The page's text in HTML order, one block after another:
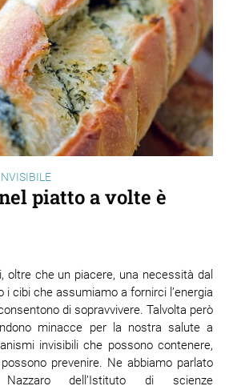
piatto a volte è
oltre che un piacere, una necessità dal
i cibi che assumiamo a fornirci l’energia
di sopravvivere. Talvolta però
minacce per la nostra salute a
invisibili che possono contenere,
prevenire. Ne abbiamo parlato
dell’Istituto di scienze